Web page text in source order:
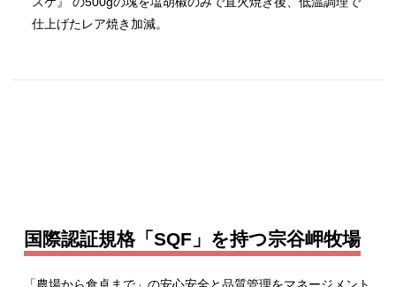
仕上げたレア焼き加減。
国際認証規格「SQF」を持つ宗谷岬牧場